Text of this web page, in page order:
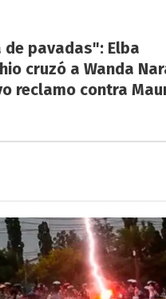
pavadas": Elba
cruzó a Wanda
reclamo contra